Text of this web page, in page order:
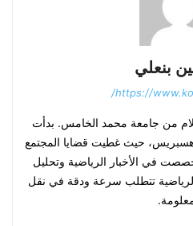
بنعلي
https://
من جامعة محمد الخامس. بدأت
الصحفي سنة 2016 مع هسبريس، حيث غطيت قضايا المجتمع
في الأخبار الرياضية وتحليل
تتطلب سرعة ودقة في نقل